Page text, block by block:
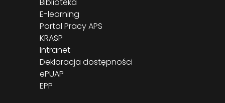
E-learning
Portal Pracy APS
KRASP
Intranet
Deklaracja dostępności
ePUAP
EPP